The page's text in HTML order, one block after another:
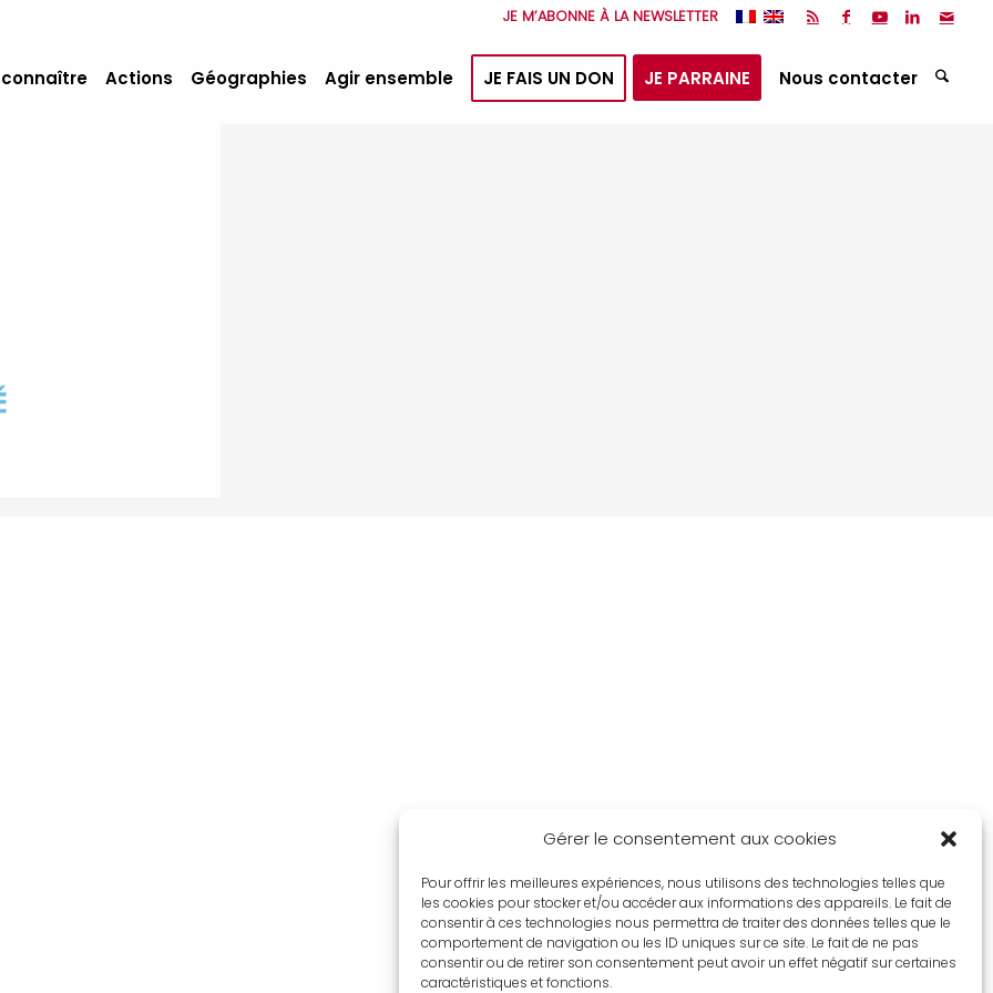
Gérer le consentement aux cookies
Pour offrir les meilleures expériences, nous utilisons des technologies telles que
les cookies pour stocker et/ou accéder aux informations des appareils. Le fait de
consentir à ces technologies nous permettra de traiter des données telles que le
comportement de navigation ou les ID uniques sur ce site. Le fait de ne pas
consentir ou de retirer son consentement peut avoir un effet négatif sur certaines
caractéristiques et fonctions.
JE M’ABONNE À LA NEWSLETTER
connaître Actions Géographies Agir ensemble JE FAIS UN DON JE PARRAINE Nous contacter